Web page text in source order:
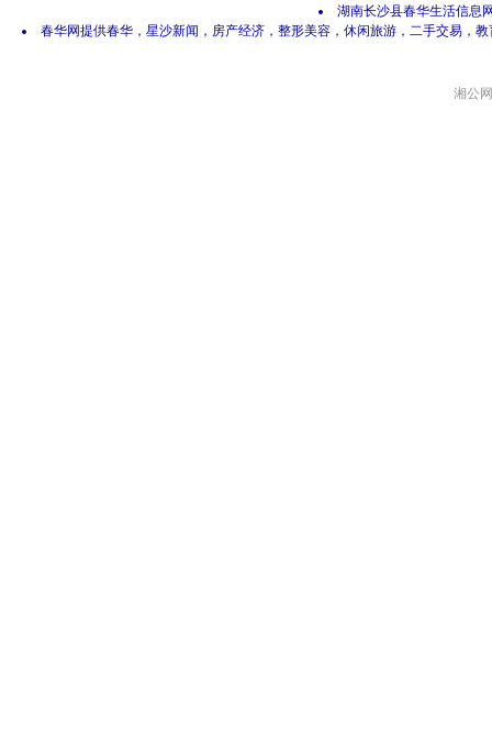
湖南长沙县春华生活信息
春华网提供春华，星沙新闻，房产经济，整形美容，休闲旅游，二手交易，
湘公